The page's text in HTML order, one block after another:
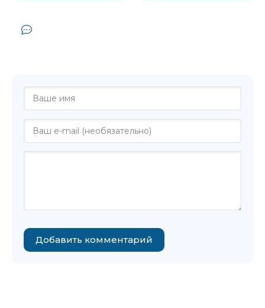
Добавить комментарий